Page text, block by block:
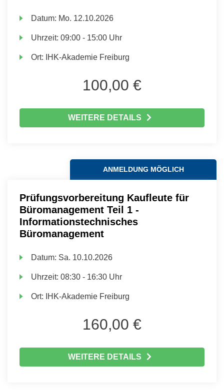
Datum: Mo. 12.10.2026
Uhrzeit:09:00 - 15:00 Uhr
Ort: IHK-Akademie Freiburg
100,00 €
WEITERE DETAILS
ANMELDUNG MÖGLICH
Prüfungsvorbereitung Kaufleute für
Büromanagement Teil 1 -
Informationstechnisches
Büromanagement
Datum: Sa. 10.10.2026
Uhrzeit:08:30 - 16:30 Uhr
Ort: IHK-Akademie Freiburg
160,00 €
WEITERE DETAILS